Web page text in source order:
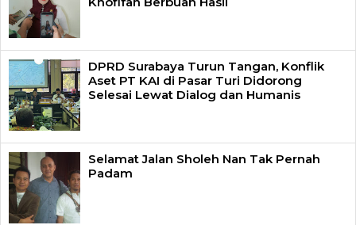
DPRD Surabaya Turun Tangan, Konflik
Aset PT KAI di Pasar Turi Didorong
Selesai Lewat Dialog dan Humanis
Selamat Jalan Sholeh Nan Tak Pernah
Padam